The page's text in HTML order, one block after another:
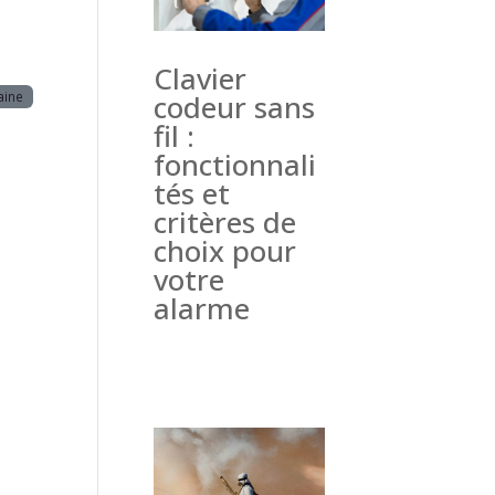
Clavier
codeur sans
fil :
fonctionnali
tés et
critères de
choix pour
votre
alarme